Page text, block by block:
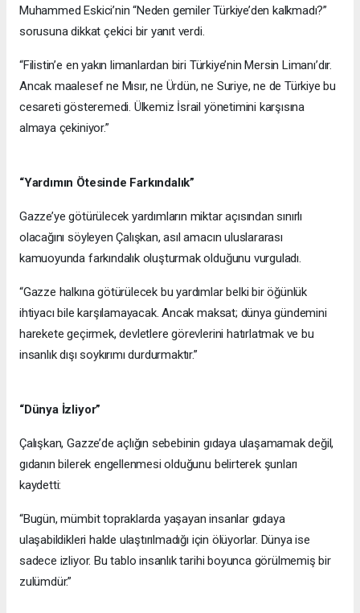
Muhammed Eskici’nin “Neden gemiler Türkiye’den kalkmadı?”
sorusuna dikkat çekici bir yanıt verdi.
“Filistin’e en yakın limanlardan biri Türkiye’nin Mersin Limanı’dır.
Ancak maalesef ne Mısır, ne Ürdün, ne Suriye, ne de Türkiye bu
cesareti gösteremedi. Ülkemiz İsrail yönetimini karşısına
almaya çekiniyor.”
“Yardımın Ötesinde Farkındalık”
Gazze’ye götürülecek yardımların miktar açısından sınırlı
olacağını söyleyen Çalışkan, asıl amacın uluslararası
kamuoyunda farkındalık oluşturmak olduğunu vurguladı.
“Gazze halkına götürülecek bu yardımlar belki bir öğünlük
ihtiyacı bile karşılamayacak. Ancak maksat; dünya gündemini
harekete geçirmek, devletlere görevlerini hatırlatmak ve bu
insanlık dışı soykırımı durdurmaktır.”
“Dünya İzliyor”
Çalışkan, Gazze’de açlığın sebebinin gıdaya ulaşamamak değil,
gıdanın bilerek engellenmesi olduğunu belirterek şunları
kaydetti:
“Bugün, mümbit topraklarda yaşayan insanlar gıdaya
ulaşabildikleri halde ulaştırılmadığı için ölüyorlar. Dünya ise
sadece izliyor. Bu tablo insanlık tarihi boyunca görülmemiş bir
zulümdür.”